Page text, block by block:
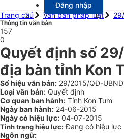
Đăng nhập
Trang chủ
Văn bản pháp luật
Thông tin văn bản
157
0
Quyết định số
địa bàn tỉnh Kon
Số hiệu văn bản: 29/2015/QĐ-UBND
Loại văn bản: Quyết định
Cơ quan ban hành: Tỉnh Kon Tum
Ngày ban hành: 24-06-2015
Ngày có hiệu lực: 04-07-2015
Tình trạng hiệu lực: Đang có hiệu lực
Ngôn ngữ: